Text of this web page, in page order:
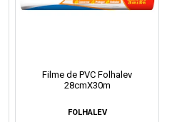
Filme de PVC Folhalev
28cmX30m
FOLHALEV